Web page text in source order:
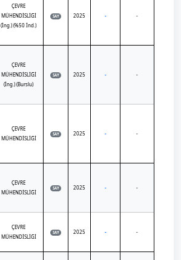
ÇEVRE
MÜHENDİSLİĞİ
(İng.) (%50 İnd.)
SAY 2025 - -
ÇEVRE
MÜHENDİSLİĞİ
(İng.) (Burslu)
SAY 2025 - -
ÇEVRE
MÜHENDİSLİĞİ
SAY 2025 - -
ÇEVRE
MÜHENDİSLİĞİ
SAY 2025 - -
ÇEVRE
MÜHENDİSLİĞİ
SAY 2025 - -